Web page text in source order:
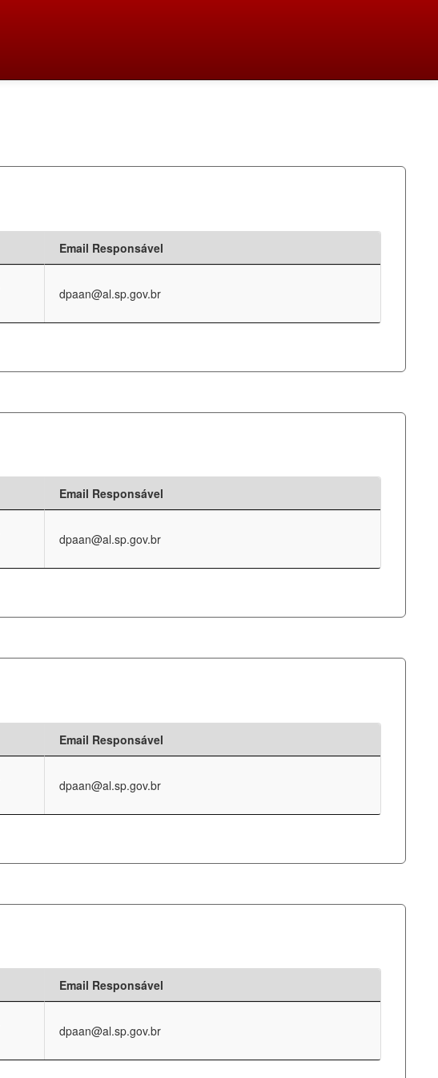
Email Responsável
dpaan@al.sp.gov.br
Email Responsável
dpaan@al.sp.gov.br
Email Responsável
dpaan@al.sp.gov.br
Email Responsável
dpaan@al.sp.gov.br